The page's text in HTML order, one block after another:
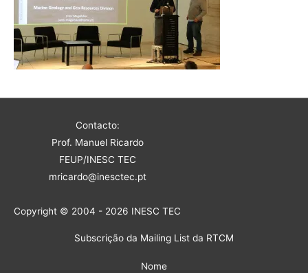
Contacto:
Prof. Manuel Ricardo
FEUP/INESC TEC
mricardo@inesctec.pt
Copyright © 2004 - 2026 INESC TEC
Subscrição da Mailing List da RTCM
Nome